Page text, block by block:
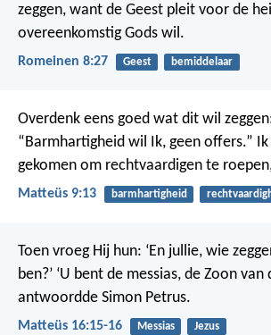
zeggen, want de Geest pleit voor de
overeenkomstig Gods wil.
Romeinen 8:27 Geest bemiddelaar
Overdenk eens goed wat dit wil
“Barmhartigheid wil Ik, geen offers.”
gekomen om rechtvaardigen te
Matteüs 9:13 barmhartigheid
Toen vroeg Hij hun: ‘En jullie, wie
ben?’ ‘U bent de messias, de Zoon van
antwoordde Simon Petrus.
Matteüs 16:15-16 Messias Jezus